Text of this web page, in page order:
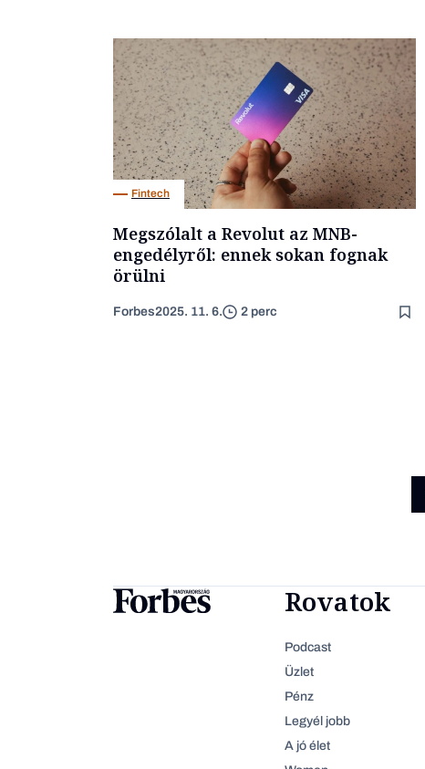
Fintech
Megszólalt a Revolut az MNB-
engedélyről: ennek sokan fognak
örülni
Forbes2025. 11. 6. 2 perc
Rovatok
Podcast
Üzlet
Pénz
Legyél jobb
A jó élet